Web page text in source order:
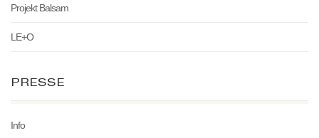
Projekt Balsam
LE+O
PRESSE
Info